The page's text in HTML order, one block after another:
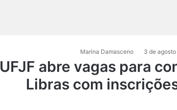
Marina Damasceno 3 de
UFJF abre vagas para
Libras com